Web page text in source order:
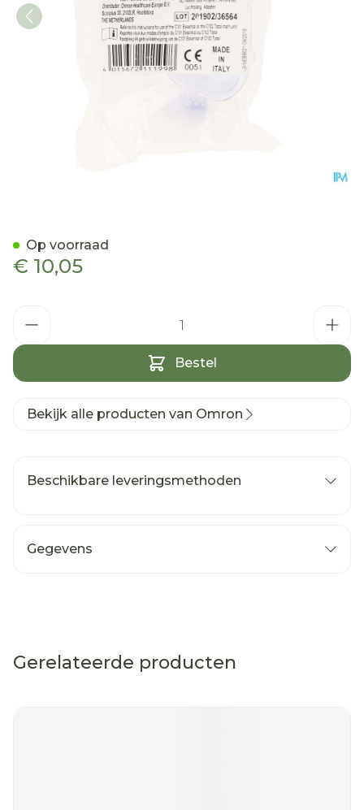
€ 10,05
Bestel
Op voorraad
Bekijk alle producten van Omron
Beschikbare leveringsmethoden
Gegevens
Gerelateerde producten